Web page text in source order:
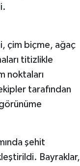
çim biçme, ağaç
titizlikle
noktaları
tarafından
görünüme
şehit
Bayraklar,